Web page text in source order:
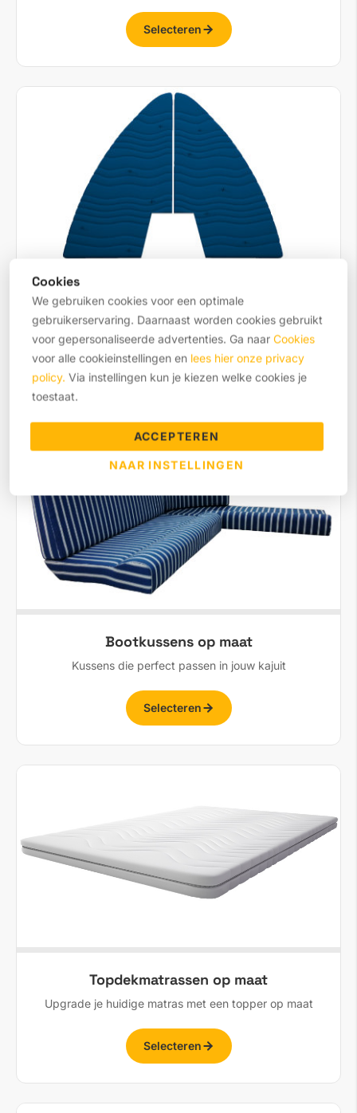
Cookies
We gebruiken cookies voor een optimale
gebruikerservaring. Daarnaast worden cookies gebruikt
voor gepersonaliseerde advertenties. Ga naar Cookies
voor alle cookieinstellingen en lees hier onze privacy
policy. Via instellingen kun je kiezen welke cookies je
toestaat.
ACCEPTEREN
NAAR INSTELLINGEN
Selecteren
Bootmatrassen op maat
Comfortabel slapen aan boord, op maat gesneden
Selecteren
Bootkussens op maat
Kussens die perfect passen in jouw kajuit
Selecteren
Topdekmatrassen op maat
Upgrade je huidige matras met een topper op maat
Selecteren